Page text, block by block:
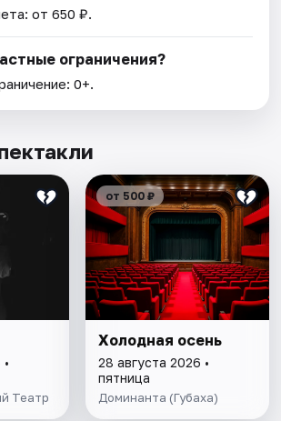
от 650 ₽.
ограничения?
0+.
Театр
от 500 ₽
Холодная осень
28 августа 2026 •
пятница
Доминанта (Губаха)